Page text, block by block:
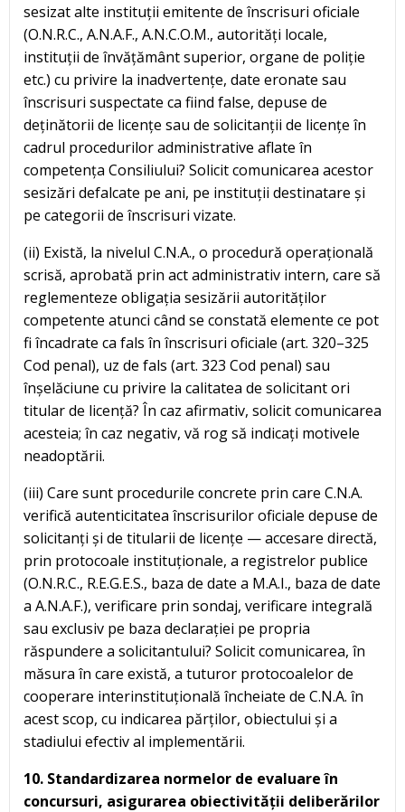
sesizat alte instituții emitente de înscrisuri oficiale
(O.N.R.C., A.N.A.F., A.N.C.O.M., autorități locale,
instituții de învățământ superior, organe de poliție
etc.) cu privire la inadvertențe, date eronate sau
înscrisuri suspectate ca fiind false, depuse de
deținătorii de licențe sau de solicitanții de licențe în
cadrul procedurilor administrative aflate în
competența Consiliului? Solicit comunicarea acestor
sesizări defalcate pe ani, pe instituții destinatare și
pe categorii de înscrisuri vizate.
(ii) Există, la nivelul C.N.A., o procedură operațională
scrisă, aprobată prin act administrativ intern, care să
reglementeze obligația sesizării autorităților
competente atunci când se constată elemente ce pot
fi încadrate ca fals în înscrisuri oficiale (art. 320–325
Cod penal), uz de fals (art. 323 Cod penal) sau
înșelăciune cu privire la calitatea de solicitant ori
titular de licență? În caz afirmativ, solicit comunicarea
acesteia; în caz negativ, vă rog să indicați motivele
neadoptării.
(iii) Care sunt procedurile concrete prin care C.N.A.
verifică autenticitatea înscrisurilor oficiale depuse de
solicitanți și de titularii de licențe — accesare directă,
prin protocoale instituționale, a registrelor publice
(O.N.R.C., R.E.G.E.S., baza de date a M.A.I., baza de date
a A.N.A.F.), verificare prin sondaj, verificare integrală
sau exclusiv pe baza declarației pe propria
răspundere a solicitantului? Solicit comunicarea, în
măsura în care există, a tuturor protocoalelor de
cooperare interinstituțională încheiate de C.N.A. în
acest scop, cu indicarea părților, obiectului și a
stadiului efectiv al implementării.
10. Standardizarea normelor de evaluare în
concursuri, asigurarea obiectivității deliberărilor